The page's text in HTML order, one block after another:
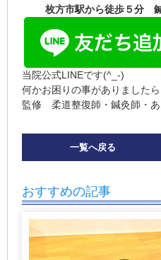
枚方市駅から徒歩５分
当院公式LINEです(^_-)
何かお困りの事がありました
監修 柔道整復師・鍼灸師・
一覧へ戻る
おすすめの記事